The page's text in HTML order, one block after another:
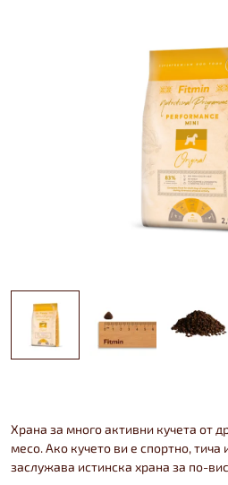
Храна за много активни кучета от
месо. Ако кучето ви е спортно, тича
заслужава истинска храна за по-